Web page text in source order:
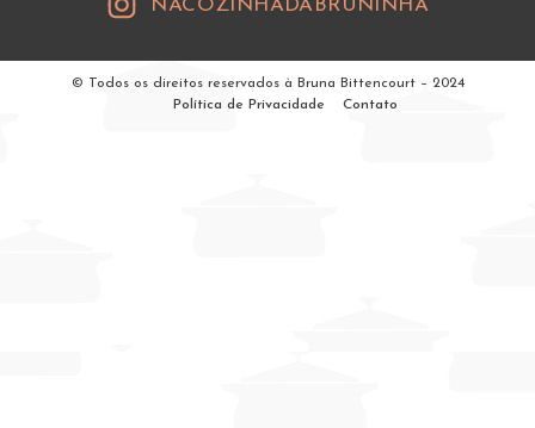
NACOZINHADABRUNINHA
© Todos os direitos reservados à Bruna Bittencourt – 2024
Política de Privacidade
Contato